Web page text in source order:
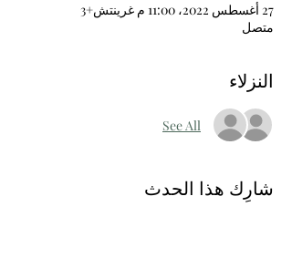
27 أغسطس 2022، 11:00 م غرينتش+3
متصل
النزلاء
See All
شارِك هذا الحدث